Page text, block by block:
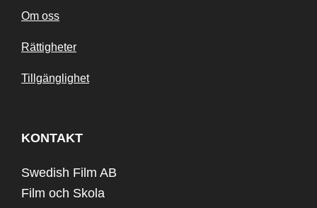
Om oss
Rättigheter
Tillgänglighet
KONTAKT
Swedish Film AB
Film och Skola